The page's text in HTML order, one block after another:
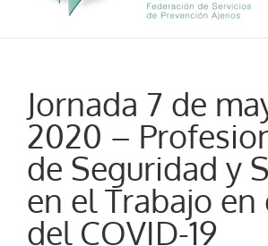
Jornada 7 de
2020 –
de Seguridad y
en el Trabajo en
del COVID-19